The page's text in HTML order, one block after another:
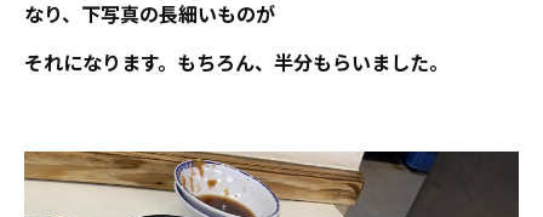
なり、下写真の長細いものが
それになります。もちろん、半分もらいました。